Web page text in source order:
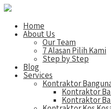
Home
About Us
Our Team
7 Alasan Pilih Kami
Step by Step
Blog
Services
Kontraktor
Kontraktor
Kontraktor